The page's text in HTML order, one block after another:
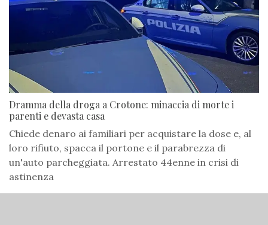
Dramma della droga a Crotone: minaccia di morte i
parenti e devasta casa
Chiede denaro ai familiari per acquistare la dose e, al
loro rifiuto, spacca il portone e il parabrezza di
un'auto parcheggiata. Arrestato 44enne in crisi di
astinenza